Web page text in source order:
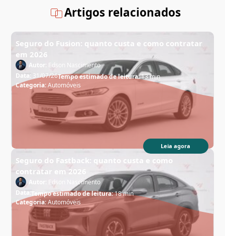
Artigos relacionados
Seguro do Fusion: quanto custa e como contratar
em 2026
Autor: Edson Nascimento
Data: 31/07/26Tempo estimado de leitura:13 min
Categoria:Automóveis
Leia agora
Seguro do Fastback: quanto custa e como
contratar em 2026
Autor:
Edson Nascimento
Data:Tempo estimado de leitura:18 min
Categoria:Automóveis